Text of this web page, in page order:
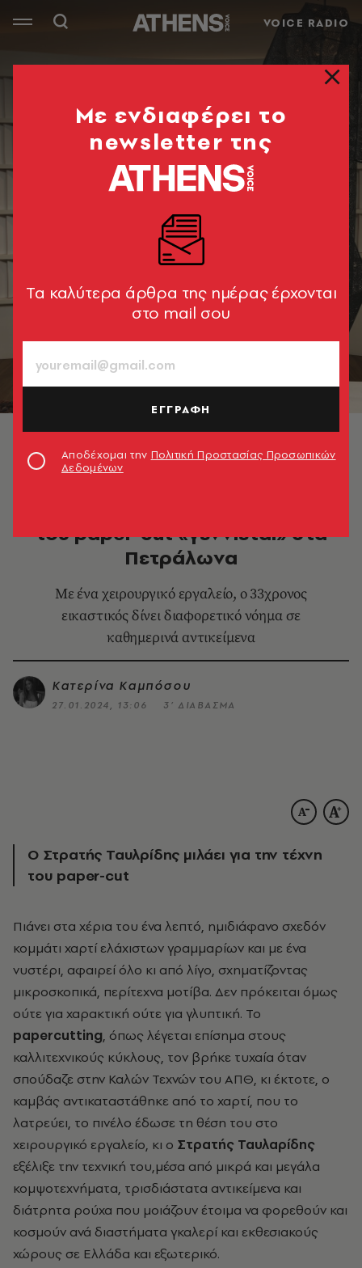
VOICE RADIO
© Νικήτας Κακάκης
του paper-cut «γεννιέται» στα
Πετράλωνα
Με ένα χειρουργικό εργαλείο, ο 33χρονος
εικαστικός δίνει διαφορετικό νόημα σε
καθημερινά αντικείμενα
Κατερίνα Καμπόσου
27.01.2024, 13:06 3’ ΔΙΑΒΑΣΜΑ
Ο Στρατής Ταυλρίδης μιλάει για την τέχνη
του paper-cut
Πιάνει στα χέρια του ένα λεπτό, ημιδιάφανο σχεδόν
κομμάτι χαρτί ελάχιστων γραμμαρίων και με ένα
νυστέρι, αφαιρεί όλο κι από λίγο, σχηματίζοντας
μικροσκοπικά, περίτεχνα μοτίβα. Δεν πρόκειται όμως
ούτε για χαρακτική ούτε για γλυπτική. Το
papercutting, όπως λέγεται επίσημα στους
καλλιτεχνικούς κύκλους, τον βρήκε τυχαία όταν
σπούδαζε στην Καλών Τεχνών του ΑΠΘ, κι έκτοτε, ο
καμβάς αντικαταστάθηκε από το χαρτί, που το
λατρεύει, το πινέλο έδωσε τη θέση του στο
χειρουργικό εργαλείο, κι ο Στρατής Ταυλαρίδης
εξέλιξε την τεχνική του,μέσα από μικρά και μεγάλα
κομψοτεχνήματα, τρισδιάστατα αντικείμενα και
διάτρητα ρούχα που μοιάζουν έτοιμα να φορεθούν και
κοσμούν ανά διαστήματα γκαλερί και εκθεσιακούς
χώρους σε Ελλάδα και εξωτερικό.
Mε ενδιαφέρει το
newsletter της
Tα καλύτερα άρθρα της ημέρας έρχονται
στο mail σου
ΕΓΓΡΑΦΗ
Αποδέχομαι την Πολιτική Προστασίας Προσωπικών
Δεδομένων